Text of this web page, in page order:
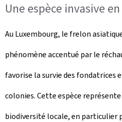
Une espèce invasive
Au Luxembourg, le frelon
phénomène accentué par le
favorise la survie des fondatrices
colonies. Cette espèce
biodiversité locale, en particulier